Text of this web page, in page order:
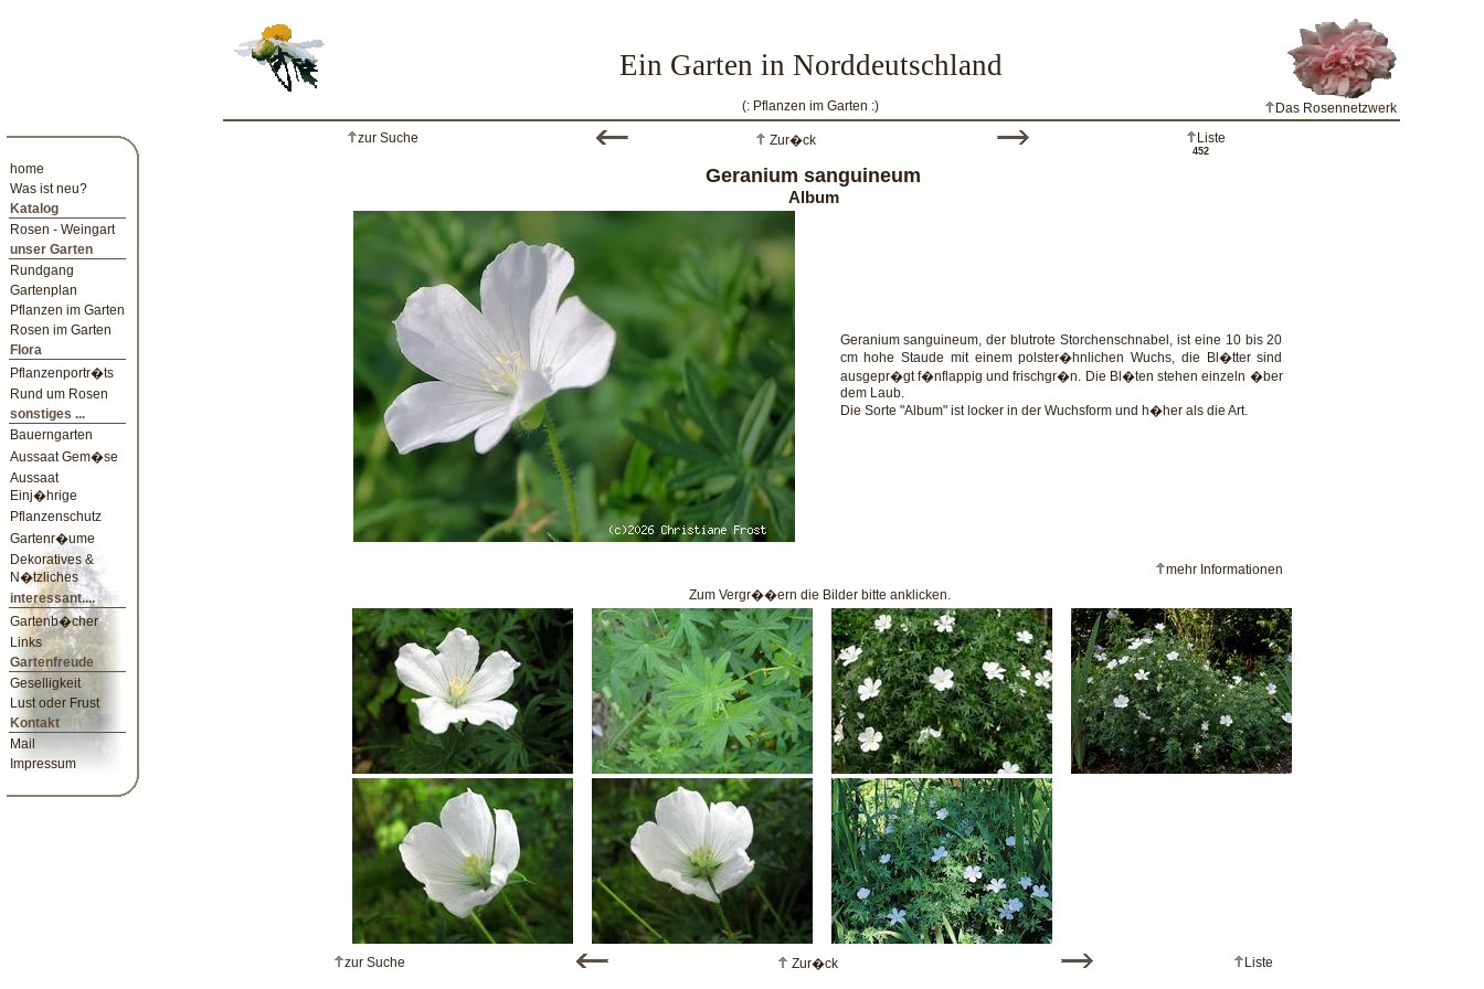
Ein Garten in Norddeutschland
(: Pflanzen im Garten :) Das Rosennetzwerk
home
Was ist neu?
Katalog
Rosen - Weingart
unser Garten
Rundgang
Gartenplan
Pflanzen im Garten
Rosen im Garten
Flora
Pflanzenportr�ts
Rund um Rosen
sonstiges ...
Bauerngarten
Aussaat Gem�se
Aussaat
Einj�hrige
Pflanzenschutz
Gartenr�ume
Dekoratives &
N�tzliches
interessant....
Gartenb�cher
Links
Gartenfreude
Geselligkeit
Lust oder Frust
Kontakt
Mail
Impressum
zur Suche Zur�ck Liste
452
Geranium sanguineum
Album
Geranium sanguineum, der blutrote Storchenschnabel, ist eine 10 bis 20
cm hohe Staude mit einem polster�hnlichen Wuchs, die Bl�tter sind
ausgepr�gt f�nflappig und frischgr�n. Die Bl�ten stehen einzeln �ber
dem Laub.
Die Sorte "Album" ist locker in der Wuchsform und h�her als die Art.
mehr Informationen
Zum Vergr��ern die Bilder bitte anklicken.
zur Suche Zur�ck Liste